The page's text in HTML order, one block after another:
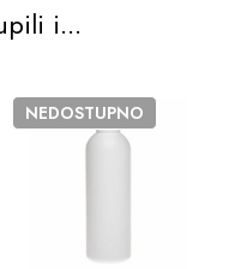
i...
NEDOSTUPNO